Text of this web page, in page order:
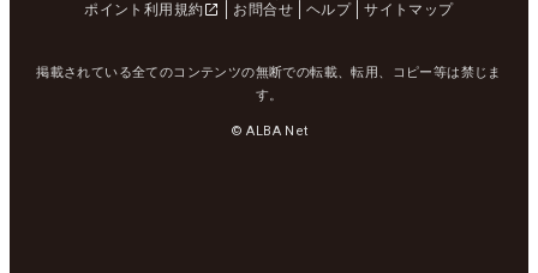
ポイント利用規約
お問合せ ヘルプ サイトマップ
掲載されている全てのコンテンツの無断での転載、転用、コピー等は禁じま
す。
© ALBA Net